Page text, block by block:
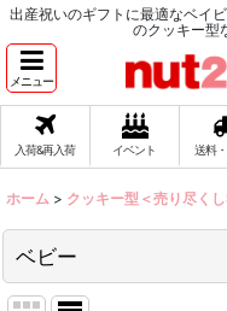
出産祝いのギフトに最適なベイ
のクッキー型
メニュー
入荷&再入荷 イベント 送料・
ホーム > クッキー型＜売り尽く
ベビー